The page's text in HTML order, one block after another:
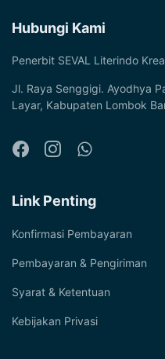
Hubungi Kami
Penerbit SEVAL Literindo
Jl. Raya Senggigi. Ayodhya
Layar, Kabupaten Lombok
Link Penting
Konfirmasi Pembayaran
Pembayaran & Pengiriman
Syarat & Ketentuan
Kebijakan Privasi